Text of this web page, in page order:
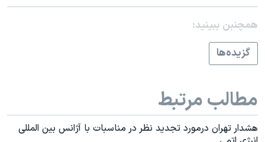
همچنبن ببینید:
گزيده‌ها
مطالب مرتبط
هشدار تهران درمورد تجديد نظر در مناسبات با آژانس بين المللی